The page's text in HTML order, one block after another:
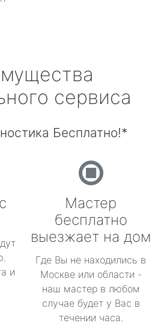
сервиса
Бесплатно!*
и
Мастер
бесплатно
выезжает на дом
Где Вы не находились в
Москве или области -
наш мастер в любом
случае будет у Вас в
течении часа.